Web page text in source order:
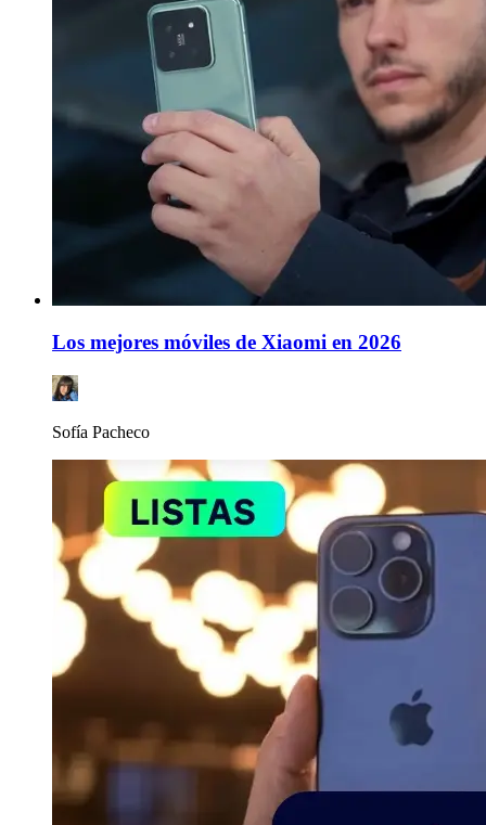
Los mejores móviles de Xiaomi en 2026
Sofía Pacheco